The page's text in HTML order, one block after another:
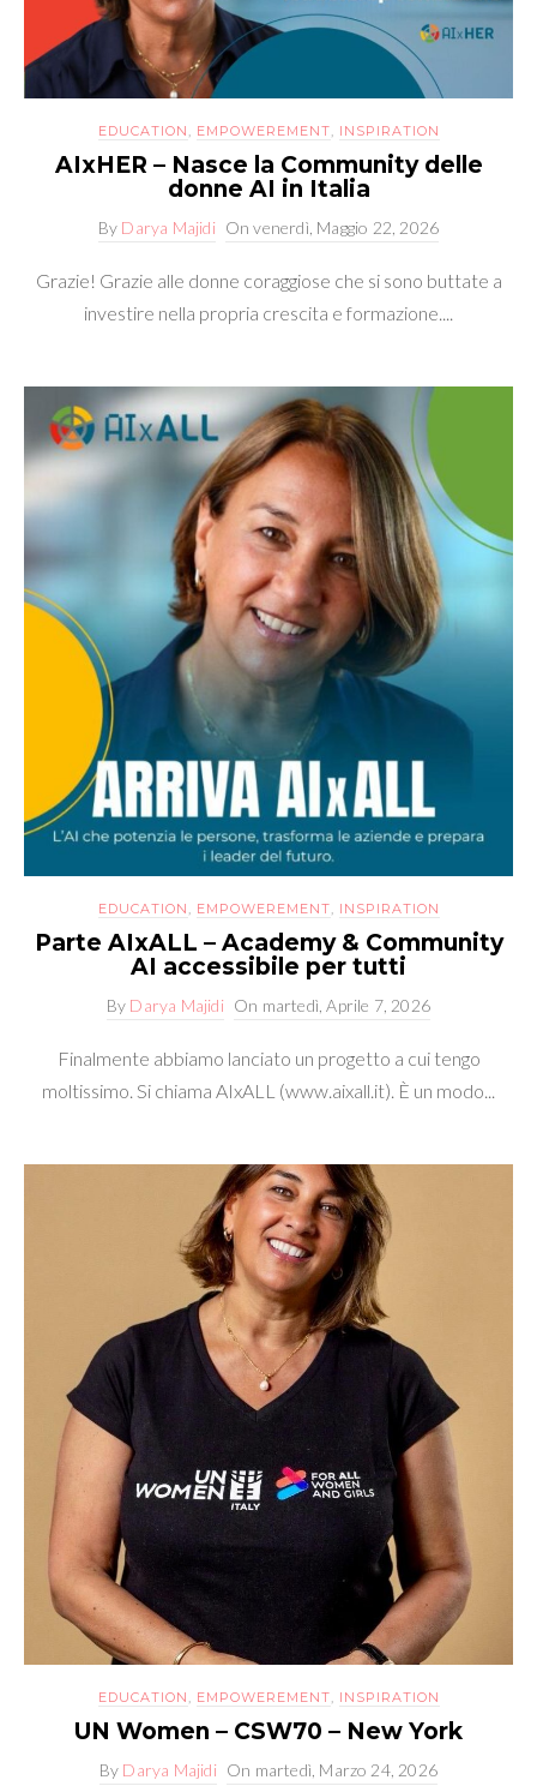
EDUCATION , EMPOWEREMENT, INSPIRATION
AIxHER – Nasce la Community delle
donne AI in Italia
By Darya Majidi Onvenerdì, Maggio 22, 2026
Grazie! Grazie alle donne coraggiose che si sono buttate a
investire nella propria crescita e formazione....
EDUCATION , EMPOWEREMENT, INSPIRATION
Parte AIxALL – Academy & Community
AI accessibile per tutti
By Darya Majidi On martedì, Aprile 7, 2026
Finalmente abbiamo lanciato un progetto a cui tengo
moltissimo. Si chiama AIxALL (www.aixall.it). È un modo...
EDUCATION EMPOWEREMENT INSPIRATION
UN Women – CSW70 – New York
By Darya Majidi On martedì, Marzo 24, 2026